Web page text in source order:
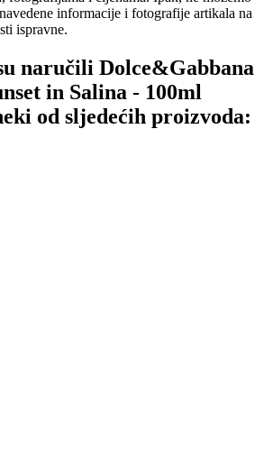
informacije i fotografije artikala na
ispravne.
naručili Dolce&Gabbana
in Salina - 100ml
od sljedećih proizvoda: